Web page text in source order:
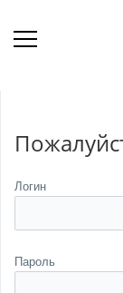
Логин
Пароль